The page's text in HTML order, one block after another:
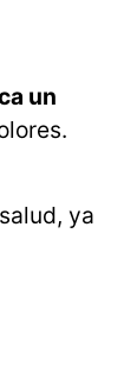
un
ya